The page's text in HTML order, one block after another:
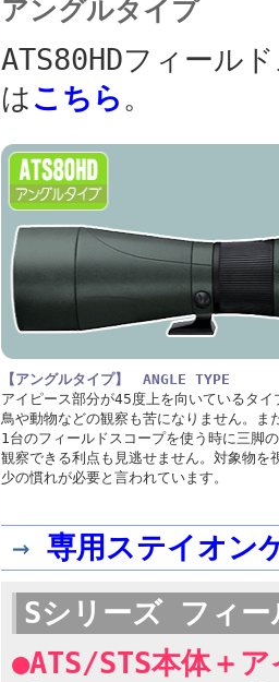
アングルタイプ
ATS80HDフィール
はこちら 。
【アングルタイプ】 ANGLE TYPE
アイピース部分が45度上を向いているタイ
鳥や動物などの観察も苦になりません。ま
1台のフィールドスコープを使う時に三脚
観察できる利点も見逃せません。対象物を
少の慣れが必要と言われています。
→ 専用ステイオン
Sシリーズ フィ
●ATS/STS本体＋